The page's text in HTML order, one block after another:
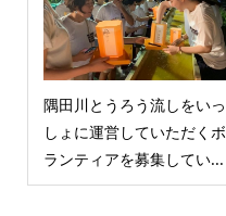
隅田川とうろう流しをいっ
しょに運営していただくボ
ランティアを募集してい...